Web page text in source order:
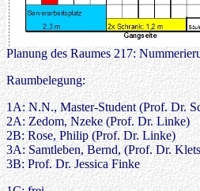
Planung des Raumes 217:
Raumbelegung:
1A: N.N., Master-Student (Prof. Dr.
2A: Zedom, Nzeke (Prof. Dr. Linke)
2B: Rose, Philip (Prof. Dr. Linke)
3A: Samtleben, Bernd, (Prof. Dr.
3B: Prof. Dr. Jessica Finke